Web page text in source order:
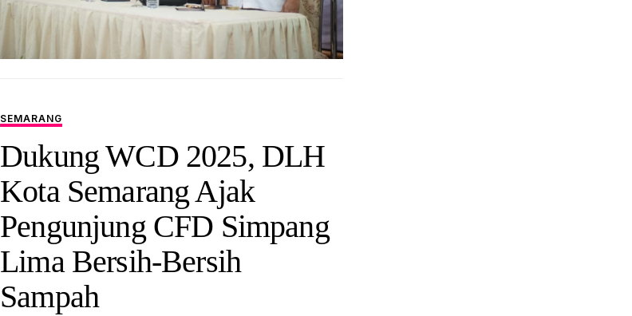
SEMARANG
Dukung WCD 2025, DLH
Kota Semarang Ajak
Pengunjung CFD Simpang
Lima Bersih-Bersih
Sampah